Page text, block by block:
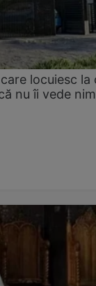
locuiesc la
nu îi vede